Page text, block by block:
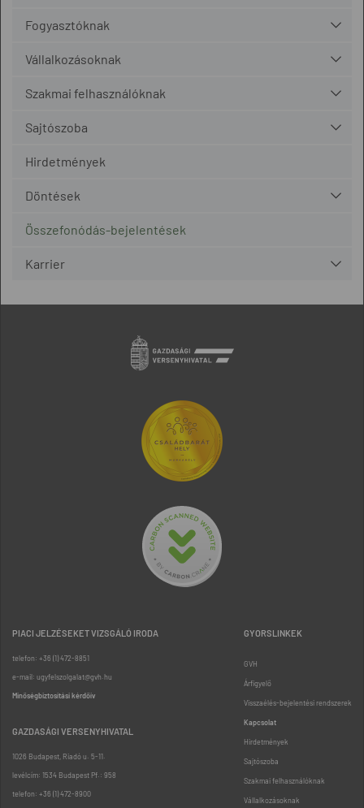
Fogyasztóknak
Vállalkozásoknak
Szakmai felhasználóknak
Sajtószoba
Hirdetmények
Döntések
Összefonódás-bejelentések
Karrier
PIACI JELZÉSEKET VIZSGÁLÓ IRODA
telefon: +36 (1) 472-8851
e-mail: ugyfelszolgalat@gvh.hu
Minőségbiztosítási kérdőív
GAZDASÁGI VERSENYHIVATAL
1026 Budapest, Riadó u. 5-11.
levélcím: 1534 Budapest Pf.: 958
telefon: +36 (1) 472-8900
GYORSLINKEK
GVH
Árfigyelő
Visszaélés-bejelentési rendszerek
Kapcsolat
Hirdetmények
Sajtószoba
Szakmai felhasználóknak
Vállalkozásoknak